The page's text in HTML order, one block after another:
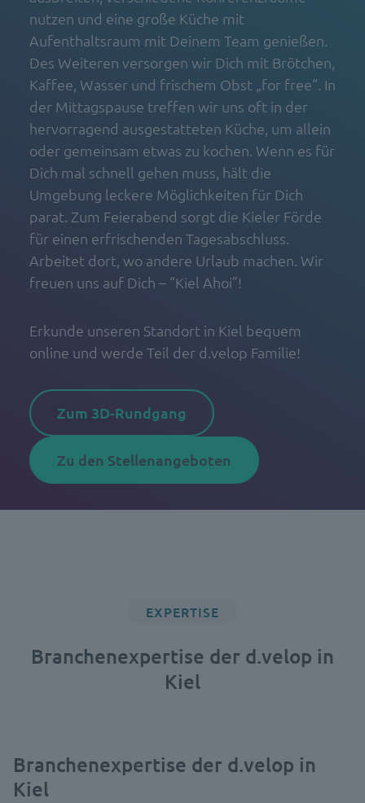
nutzen und eine große Küche mit
Aufenthaltsraum mit Deinem Team genießen.
Des Weiteren versorgen wir Dich mit Brötchen,
Kaffee, Wasser und frischem Obst „for free“. In
der Mittagspause treffen wir uns oft in der
hervorragend ausgestatteten Küche, um allein
oder gemeinsam etwas zu kochen. Wenn es für
Dich mal schnell gehen muss, hält die
Umgebung leckere Möglichkeiten für Dich
parat. Zum Feierabend sorgt die Kieler Förde
für einen erfrischenden Tagesabschluss.
Arbeitet dort, wo andere Urlaub machen. Wir
freuen uns auf Dich – “Kiel Ahoi”!
Erkunde unseren Standort in Kiel bequem
online und werde Teil der d.velop Familie!
Zum 3D-Rundgang
Zu den Stellenangeboten
EXPERTISE
Branchenexpertise der d.velop in
Kiel
Branchenexpertise der d.velop in
Kiel